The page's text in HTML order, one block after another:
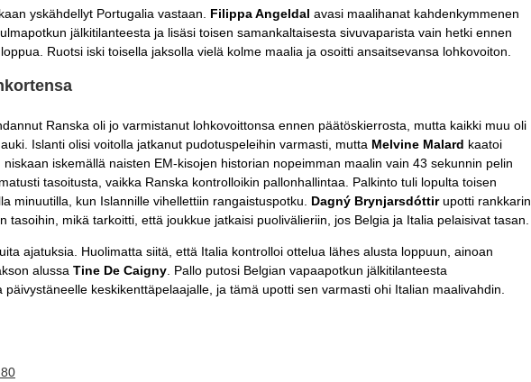
yskähdellyt Portugalia vastaan. Filippa Angeldal avasi maalihanat kahdenkymmenen
jälkitilanteesta ja lisäsi toisen samankaltaisesta sivuvaparista vain hetki ennen
Ruotsi iski toisella jaksolla vielä kolme maalia ja osoitti ansaitsevansa lohkovoiton.
Ranska oli jo varmistanut lohkovoittonsa ennen päätöskierrosta, mutta kaikki muu oli
Islanti olisi voitolla jatkanut pudotuspeleihin varmasti, mutta Melvine Malard kaatoi
iskemällä naisten EM-kisojen historian nopeimman maalin vain 43 sekunnin pelin
tasoitusta, vaikka Ranska kontrolloikin pallonhallintaa. Palkinto tuli lopulta toisen
minuutilla, kun Islannille vihellettiin rangaistuspotku. Dagný Brynjarsdóttirupotti rankkarin
tasoihin, mikä tarkoitti, että joukkue jatkaisi puolivälieriin, jos Belgia ja Italia pelaisivat tasan.
ajatuksia. Huolimatta siitä, että Italia kontrolloi ottelua lähes alusta loppuun, ainoan
alussa Tine De Caigny . Pallo putosi Belgian vapaapotkun jälkitilanteesta
päivystäneelle keskikenttäpelaajalle, ja tämä upotti sen varmasti ohi Italian maalivahdin.